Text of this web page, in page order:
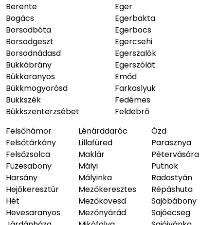
Berente
Bogács
Borsodbóta
Borsodgeszt
Borsodnádasd
Bükkábrány
Bükkaranyos
Bükkmogyorósd
Bükkszék
Bükkszenterzsébet
Eger
Egerbakta
Egerbocs
Egercsehi
Egerszalók
Egerszólát
Emőd
Farkaslyuk
Fedémes
Feldebrő
Felsőhámor
Felsőtárkány
Felsőzsolca
Füzesabony
Harsány
Hejőkeresztúr
Hét
Hevesaranyos
Lénárddaróc
Lillafüred
Maklár
Mályi
Mályinka
Mezőkeresztes
Mezőkövesd
Mezőnyárád
Ózd
Parasznya
Pétervására
Putnok
Radostyán
Répáshuta
Sajóbábony
Sajóecseg